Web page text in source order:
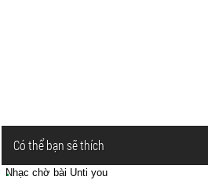
Có thể bạn sẽ thích
Nhạc chờ bài Unti you